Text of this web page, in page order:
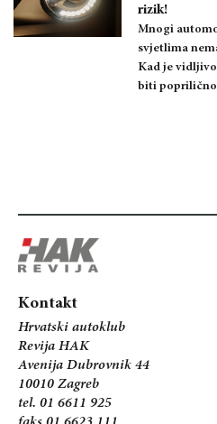
rizik!
Mnogi
svjetlima
Kad je
biti poprilično
Kontakt
Hrvatski autoklub
Revija HAK
Avenija Dubrovnik 44
10010 Zagreb
tel. 01 6611 925